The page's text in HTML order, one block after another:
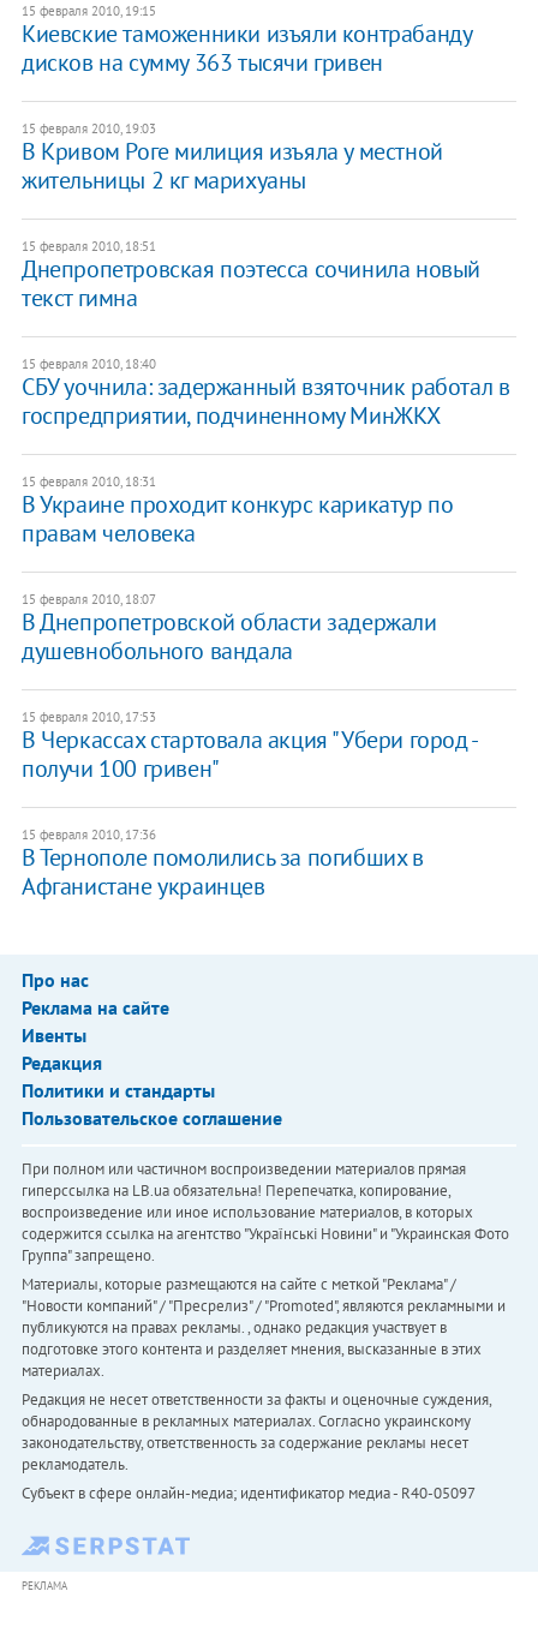
15 февраля 2010, 19:15
Киевские таможенники изъяли контрабанду
дисков на сумму 363 тысячи гривен
15 февраля 2010, 19:03
В Кривом Роге милиция изъяла у местной
жительницы 2 кг марихуаны
15 февраля 2010, 18:51
Днепропетровская поэтесса сочинила новый
текст гимна
15 февраля 2010, 18:40
СБУ уочнила: задержанный взяточник работал в
госпредприятии, подчиненному МинЖКХ
15 февраля 2010, 18:31
В Украине проходит конкурс карикатур по
правам человека
15 февраля 2010, 18:07
В Днепропетровской области задержали
душевнобольного вандала
15 февраля 2010, 17:53
В Черкассах стартовала акция "Убери город -
получи 100 гривен"
15 февраля 2010, 17:36
В Тернополе помолились за погибших в
Афганистане украинцев
Про нас
Реклама на сайте
Ивенты
Редакция
Политики и стандарты
Пользовательское соглашение
При полном или частичном воспроизведении материалов прямая
гиперссылка на LB.ua обязательна! Перепечатка, копирование,
воспроизведение или иное использование материалов, в которых
содержится ссылка на агентство "Українськi Новини" и "Украинская Фото
Группа" запрещено.
Материалы, которые размещаются на сайте с меткой "Реклама" /
"Новости компаний" / "Пресрелиз" / "Promoted", являются рекламными и
публикуются на правах рекламы. , однако редакция участвует в
подготовке этого контента и разделяет мнения, высказанные в этих
материалах.
Редакция не несет ответственности за факты и оценочные суждения,
обнародованные в рекламных материалах. Согласно украинскому
законодательству, ответственность за содержание рекламы несет
рекламодатель.
Субъект в сфере онлайн-медиа; идентификатор медиа - R40-05097
РЕКЛАМА